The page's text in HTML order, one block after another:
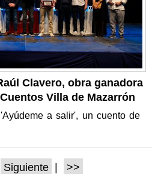
Clavero, obra ganadora
Villa de Mazarrón
a salir', un cuento de
Siguiente >>